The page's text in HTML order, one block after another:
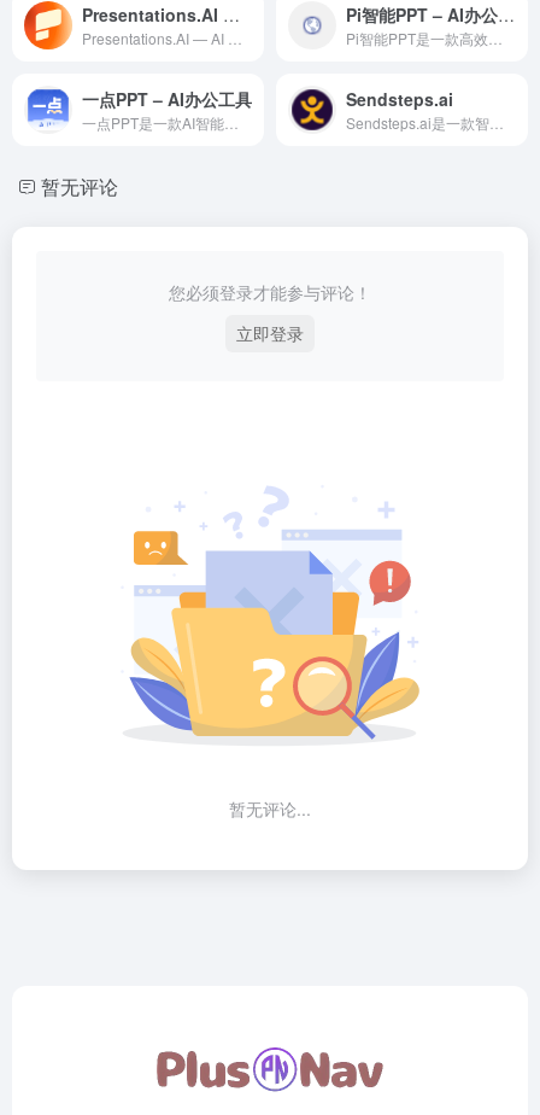
Presentations.AI — AI 驱动的智能演示文稿生成工具 Pi智能PPT – AI办公工具
一点PPT – AI办公工具 Sendsteps.ai
暂无评论
您必须登录才能参与评论！
立即登录
暂无评论...